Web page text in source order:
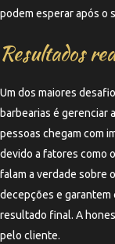
podem esperar após o
Resultados
Um dos maiores
barbearias é gerenciar
pessoas chegam com
devido a fatores como
falam a verdade sobre
decepções e garantem
resultado final. A
pelo cliente.